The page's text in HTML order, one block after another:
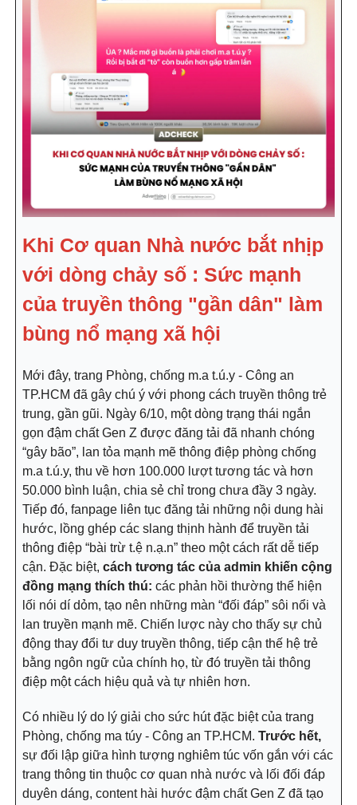
Khi Cơ quan Nhà nước bắt nhịp
với dòng chảy số : Sức mạnh
của truyền thông "gần dân" làm
bùng nổ mạng xã hội
Mới đây, trang Phòng, chống m.a t.ú.y - Công an
TP.HCM đã gây chú ý với phong cách truyền thông trẻ
trung, gần gũi. Ngày 6/10, một dòng trạng thái ngắn
gọn đậm chất Gen Z được đăng tải đã nhanh chóng
“gây bão”, lan tỏa mạnh mẽ thông điệp phòng chống
m.a t.ú.y, thu về hơn 100.000 lượt tương tác và hơn
50.000 bình luận, chia sẻ chỉ trong chưa đầy 3 ngày.
Tiếp đó, fanpage liên tục đăng tải những nội dung hài
hước, lồng ghép các slang thịnh hành để truyền tải
thông điệp “bài trừ t.ệ n.ạ.n” theo một cách rất dễ tiếp
cận. Đặc biệt, cách tương tác của admin khiến cộng
đồng mạng thích thú: các phản hồi thường thể hiện
lối nói dí dỏm, tạo nên những màn “đối đáp” sôi nổi và
lan truyền mạnh mẽ. Chiến lược này cho thấy sự chủ
động thay đổi tư duy truyền thông, tiếp cận thế hệ trẻ
bằng ngôn ngữ của chính họ, từ đó truyền tải thông
điệp một cách hiệu quả và tự nhiên hơn.
Có nhiều lý do lý giải cho sức hút đặc biệt của trang
Phòng, chống ma túy - Công an TP.HCM. Trước hết,
sự đối lập giữa hình tượng nghiêm túc vốn gắn với các
trang thông tin thuộc cơ quan nhà nước và lối đối đáp
duyên dáng, content hài hước đậm chất Gen Z đã tạo